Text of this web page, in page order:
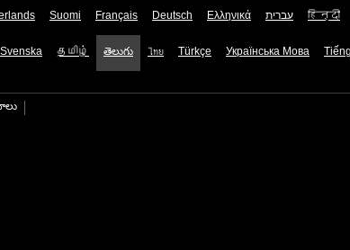
Suomi Français Deutsch Ελληνικά עברית हिन्दी
Svenska தமிழ் తెలుగు ไทย Türkçe Українська Мова